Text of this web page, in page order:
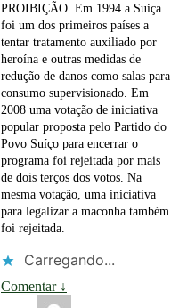
PROIBIÇÃO. Em 1994 a Suiça
foi um dos primeiros países a
tentar tratamento auxiliado por
heroína e outras medidas de
redução de danos como salas para
consumo supervisionado. Em
2008 uma votação de iniciativa
popular proposta pelo Partido do
Povo Suíço para encerrar o
programa foi rejeitada por mais
de dois terços dos votos. Na
mesma votação, uma iniciativa
para legalizar a maconha também
foi rejeitada.
Carregando...
Comentar ↓